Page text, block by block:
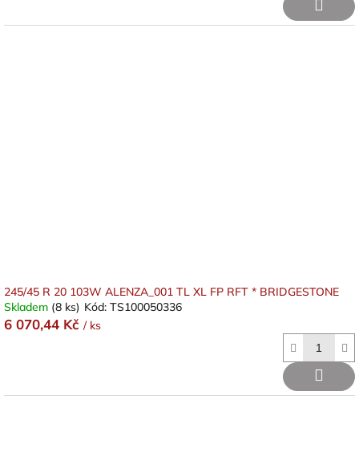
245/45 R 20 103W ALENZA_001 TL XL FP RFT * BRIDGESTONE
Skladem (8 ks) Kód: TS100050336
6 070,44 Kč / ks